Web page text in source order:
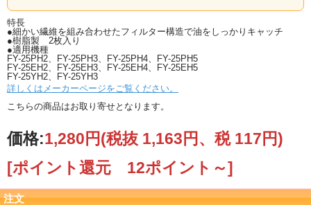
特長
●細かい繊維を組み合わせたフィルター構造で油をしっかりキャッチ
●樹脂製 2枚入り
●適用機種
FY-25PH2、FY-25PH3、FY-25PH4、FY-25PH5
FY-25EH2、FY-25EH3、FY-25EH4、FY-25EH5
FY-25YH2、FY-25YH3
詳しくはメーカーページをご覧ください。
こちらの商品はお取り寄せとなります。
価格:1,280円(税抜 1,163円、税 117円)
[ポイント還元 12ポイント～]
注文